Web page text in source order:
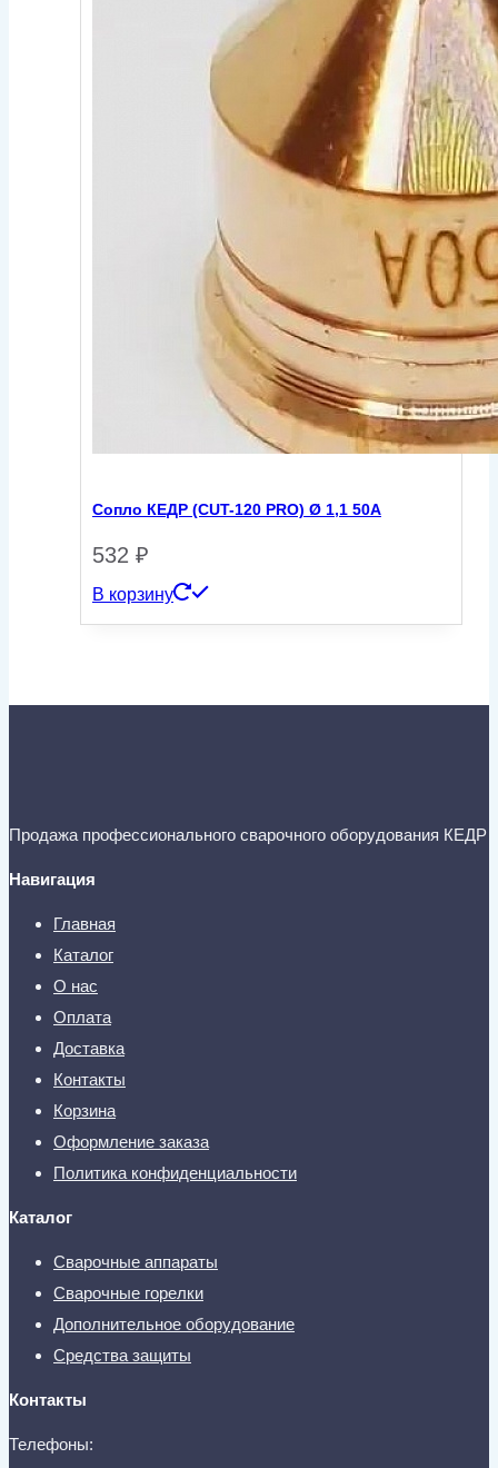
Сопло КЕДР (CUT-120 PRO) Ø 1,1 50А
532 ₽
В корзину
Продажа профессионального сварочного оборудования КЕДР
Навигация
Главная
Каталог
О нас
Оплата
Доставка
Контакты
Корзина
Оформление заказа
Политика конфиденциальности
Каталог
Сварочные аппараты
Сварочные горелки
Дополнительное оборудование
Средства защиты
Контакты
Телефоны: